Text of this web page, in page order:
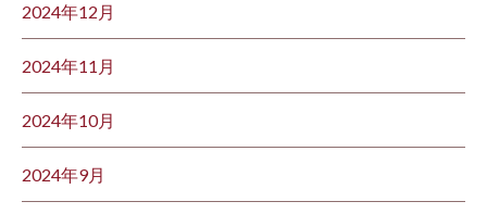
2024年12月
2024年11月
2024年10月
2024年9月